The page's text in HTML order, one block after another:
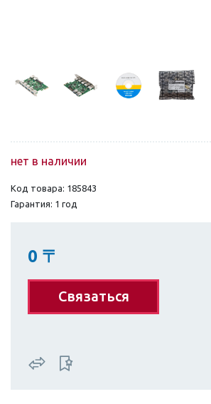
нет в наличии
Код товара: 185843
Гарантия: 1 год
0 〒
Связаться